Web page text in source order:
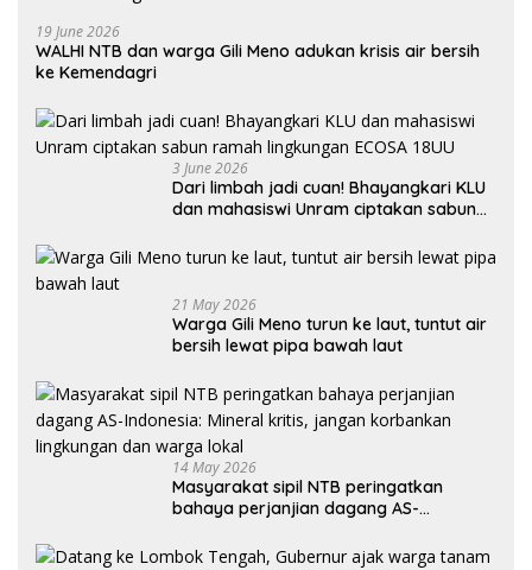
19 June 2026
WALHI NTB dan warga Gili Meno adukan krisis air bersih
ke Kemendagri
3 June 2026
Dari limbah jadi cuan! Bhayangkari KLU
dan mahasiswi Unram ciptakan sabun
21 May 2026
Warga Gili Meno turun ke laut, tuntut air
bersih lewat pipa bawah laut
14 May 2026
Masyarakat sipil NTB peringatkan
bahaya perjanjian dagang AS-
korbankan lingkungan dan warga lokal